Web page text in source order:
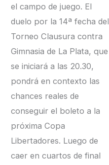
el campo de juego. El
duelo por la 14ª fecha del
Torneo Clausura contra
Gimnasia de La Plata, que
se iniciará a las 20.30,
pondrá en contexto las
chances reales de
conseguir el boleto a la
próxima Copa
Libertadores. Luego de
caer en cuartos de final